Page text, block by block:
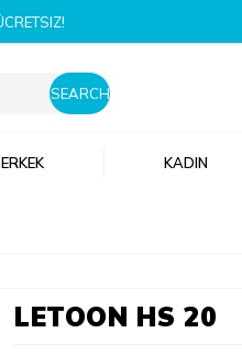
ERKEK KADIN
LETOON HS 20